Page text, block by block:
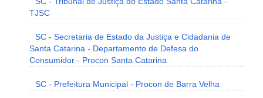
TJSC
SC - Secretaria de Estado da Justiça e Cidadania de
Santa Catarina - Departamento de Defesa do
Consumidor - Procon Santa Catarina
SC - Prefeitura Municipal - Procon de Barra Velha